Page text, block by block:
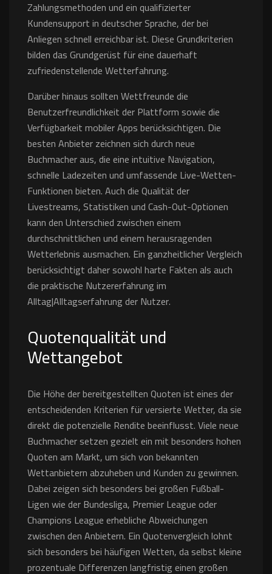
Zahlungsmethoden und ein qualifizierter
Kundensupport in deutscher Sprache, der bei
Anliegen schnell erreichbar ist. Diese Grundkriterien
bilden das Grundgerüst für eine dauerhaft
zufriedenstellende Wetterfahrung.
Darüber hinaus sollten Wettfreunde die
Benutzerfreundlichkeit der Plattform sowie die
Verfügbarkeit mobiler Apps berücksichtigen. Die
besten Anbieter zeichnen sich durch neue
Buchmacher aus, die eine intuitive Navigation,
schnelle Ladezeiten und umfassende Live-Wetten-
Funktionen bieten. Auch die Qualität der
Livestreams, Statistiken und Cash-Out-Optionen
kann den Unterschied zwischen einem
durchschnittlichen und einem herausragenden
Wetterlebnis ausmachen. Ein ganzheitlicher Vergleich
berücksichtigt daher sowohl harte Fakten als auch
die praktische Nutzererfahrung im
Alltag|Alltagserfahrung der Nutzer.
Quotenqualität und
Wettangebot
Die Höhe der bereitgestellten Quoten ist eines der
entscheidenden Kriterien für versierte Wetter, da sie
direkt die potenzielle Rendite beeinflusst. Viele neue
Buchmacher setzen gezielt ein mit besonders hohen
Quoten am Markt, um sich von bekannten
Wettanbietern abzuheben und Kunden zu gewinnen.
Dabei zeigen sich besonders bei großen Fußball-
Ligen wie der Bundesliga, Premier League oder
Champions League erhebliche Abweichungen
zwischen den Anbietern. Ein Quotenvergleich lohnt
sich besonders bei häufigen Wetten, da selbst kleine
prozentuale Differenzen langfristig einen großen